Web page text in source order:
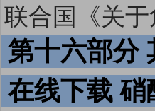
联合国《关
第十六部分
在线下载